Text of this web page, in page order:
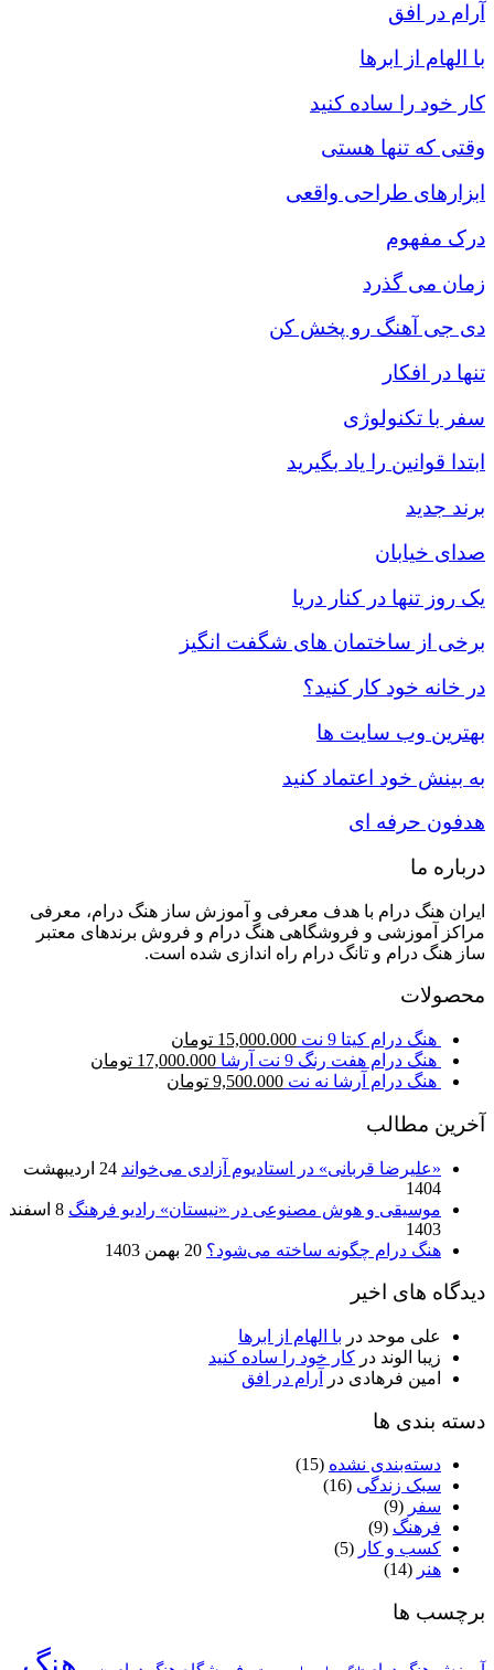
آرام در افق
با الهام از ابرها
کار خود را ساده کنید
وقتی که تنها هستی
ابزارهای طراحی واقعی
درک مفهوم
زمان می گذرد
دی جی آهنگ رو پخش کن
تنها در افکار
سفر با تکنولوژی
ابتدا قوانین را یاد بگیرید
برند جدید
صدای خیابان
یک روز تنها در کنار دریا
برخی از ساختمان های شگفت انگیز
در خانه خود کار کنید؟
بهترین وب سایت ها
به بینش خود اعتماد کنید
هدفون حرفه ای
درباره ما
ایران هنگ درام با هدف معرفی و آموزش ساز هنگ درام، معرفی
مراکز آموزشی و فروشگاهی هنگ درام و فروش برندهای معتبر
ساز هنگ درام و تانگ درام راه اندازی شده است.
محصولات
هنگ درام کیتا 9 نت 15,000.000 تومان
هنگ درام هفت رنگ 9 نت آرشا
17,000.000 تومان
هنگ درام آرشا نه نت 9,500.000 تومان
آخرین مطالب
«علیرضا قربانی» در استادیوم آزادی می‌خواند
24 اردیبهشت
1404
موسیقی و هوش مصنوعی در «نیستان» رادیو فرهنگ
8 اسفند
1403
هنگ درام چگونه ساخته می‌شود؟ 20 بهمن 1403
دیدگاه های اخیر
علی موحد در با الهام از ابرها
زیبا الوند در کار خود را ساده کنید
امین فرهادی در آرام در افق
دسته بندی ها
دسته‌بندی نشده (15)
سبک زندگی (16)
سفر (9)
فرهنگ (9)
کسب و کار (5)
هنر (14)
برچسب ها